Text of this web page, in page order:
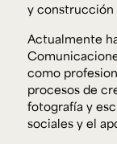
y construcción
Actualmente
como
procesos de
fotografía y
sociales y el